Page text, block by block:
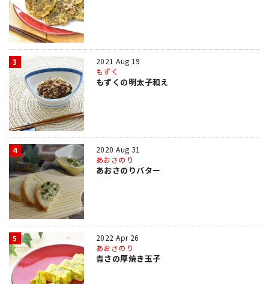
3
2021 Aug 19
もずく
もずくの明太子和え
4
2020 Aug 31
あおさのり
あおさのりバター
5
2022 Apr 26
あおさのり
青さの厚焼き玉子